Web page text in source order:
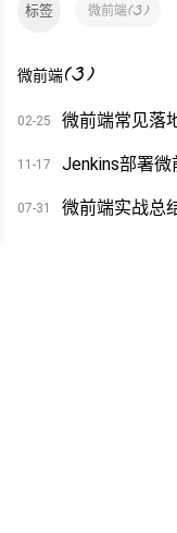
标签 微前端(3)
微前端(3)
02-25 微前端常见落
11-17 Jenkins部署
07-31 微前端实战总